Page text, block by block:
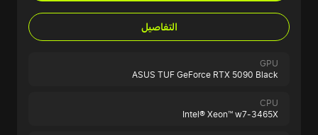
التفاصيل
GPU
ASUS TUF GeForce RTX 5090 Black
CPU
Intel® Xeon™ w7-3465X